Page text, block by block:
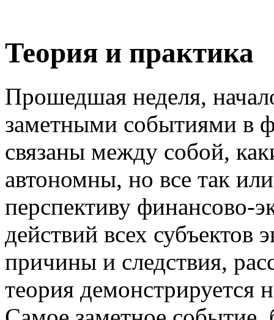
Теория и практика
Прошедшая неделя,
заметными событиями в
связаны между собой,
автономны, но все так
перспективу финансово-
действий всех субъектов
причины и следствия,
теория демонстрируется